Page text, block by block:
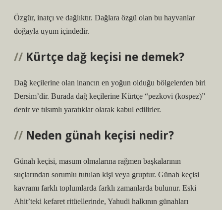
Özgür, inatçı ve dağlıktır. Dağlara özgü olan bu hayvanlar
doğayla uyum içindedir.
Kürtçe dağ keçisi ne demek?
Dağ keçilerine olan inancın en yoğun olduğu bölgelerden biri
Dersim’dir. Burada dağ keçilerine Kürtçe “pezkovi (kospez)”
denir ve tılsımlı yaratıklar olarak kabul edilirler.
Neden günah keçisi nedir?
Günah keçisi, masum olmalarına rağmen başkalarının
suçlarından sorumlu tutulan kişi veya gruptur. Günah keçisi
kavramı farklı toplumlarda farklı zamanlarda bulunur. Eski
Ahit’teki kefaret ritüellerinde, Yahudi halkının günahları